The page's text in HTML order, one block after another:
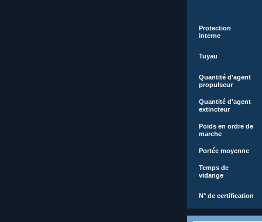
Protection
interne
Tuyau
Quantité d'agent
propulseur
Quantité d'agent
extincteur
Poids en ordre de
marche
Portée moyenne
Temps de
vidange
N° de certification